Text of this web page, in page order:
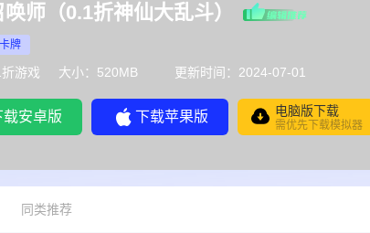
师（0.1折神仙大乱斗）
卡牌
游戏 大小：520MB 更新时间：2024-07-01
载安卓版 下载苹果版 电脑版下载
需优先下载模拟器
同类推荐